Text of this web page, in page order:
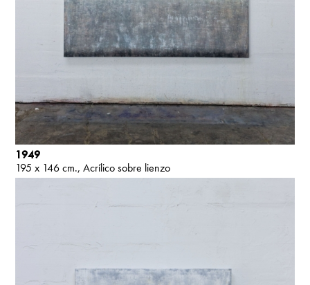
1949
195 x 146 cm. Acrílico sobre lienzo